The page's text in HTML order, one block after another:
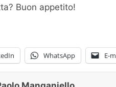
Buon appetito!
WhatsApp E-